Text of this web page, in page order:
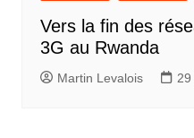
Vers la fin des
3G au Rwanda
Martin Levalois